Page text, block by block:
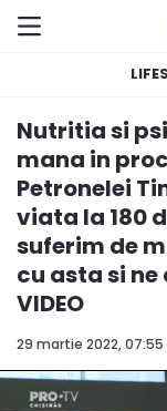
29 martie 2022, 07:55
Nutritia si
mana in
Petronelei
viata la 180
suferim de
cu asta si
VIDEO